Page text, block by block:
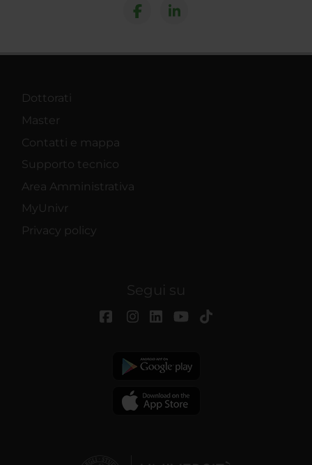
Dottorati
Master
Contatti e mappa
Supporto tecnico
Area Amministrativa
MyUnivr
Privacy policy
Segui su